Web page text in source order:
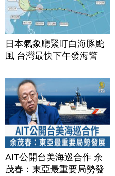
日本氣象廳緊盯白海豚颱
風 台灣最快下午發海警
AIT公開台美海巡合作 余
茂春：東亞最重要局勢發